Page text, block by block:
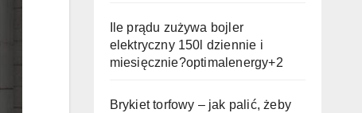
Ile prądu zużywa bojler
elektryczny 150l dziennie i
miesięcznie?optimalenergy+2
Brykiet torfowy – jak palić, żeby